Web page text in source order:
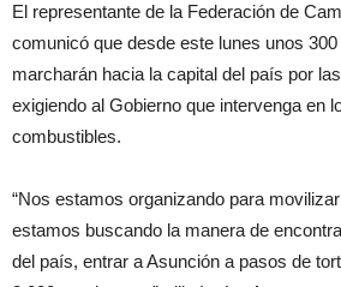
El representante de la Federación de
comunicó que desde este lunes unos
marcharán hacia la capital del país por
exigiendo al Gobierno que intervenga en
combustibles.
“Nos estamos organizando para
estamos buscando la manera de
del país, entrar a Asunción a pasos de